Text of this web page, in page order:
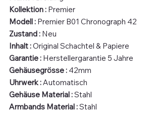
Kollektion : Premier
Modell : Premier B01 Chronograph 42
Zustand : Neu
Inhalt :Original Schachtel & Papiere
Garantie : Herstellergarantie 5 Jahre
Gehäusegrösse : 42mm
Uhrwerk :Automatisch
Gehäuse Material :Stahl
Armbands Material :Stahl